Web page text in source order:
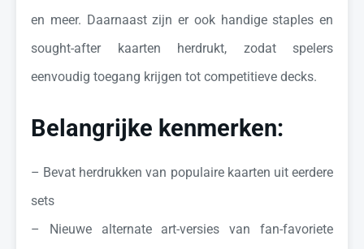
en meer. Daarnaast zijn er ook handige staples en
sought-after kaarten herdrukt, zodat spelers
eenvoudig toegang krijgen tot competitieve decks.
Belangrijke kenmerken:
– Bevat herdrukken van populaire kaarten uit eerdere
sets
– Nieuwe alternate art-versies van fan-favoriete